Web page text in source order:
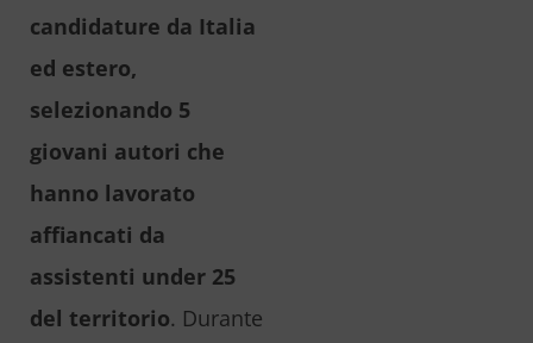
candidature da Italia
ed estero,
selezionando 5
giovani autori che
hanno lavorato
affiancati da
assistenti under 25
del territorio. Durante